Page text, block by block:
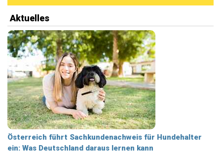
Aktuelles
Österreich führt Sachkundenachweis für Hundehalter
ein: Was Deutschland daraus lernen kann